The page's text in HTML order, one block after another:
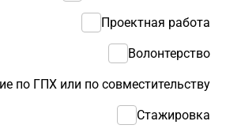
Проектная работа
Волонтерство
по ГПХ или по совместительству
Стажировка